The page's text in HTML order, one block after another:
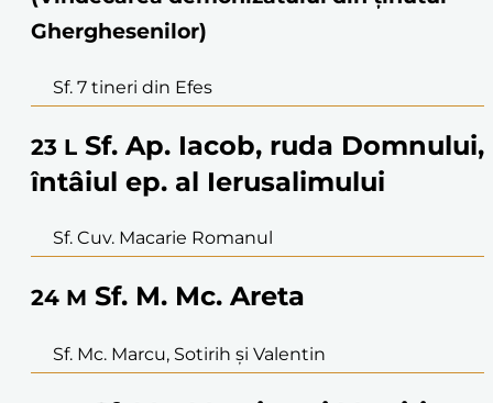
Gherghesenilor)
Sf. 7 tineri din Efes
23 L Sf. Ap. Iacob, ruda Domnului,
întâiul ep. al Ierusalimului
Sf. Cuv. Macarie Romanul
24 M Sf. M. Mc. Areta
Sf. Mc. Marcu, Sotirih și Valentin